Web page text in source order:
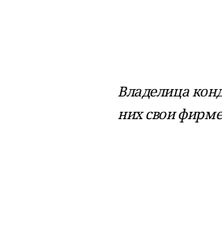
Владелица
них свои